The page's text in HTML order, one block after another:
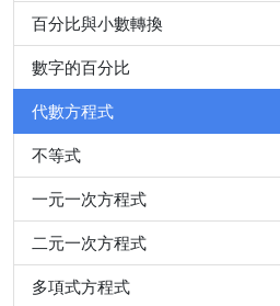
百分比與小數轉換
數字的百分比
代數方程式
不等式
一元一次方程式
二元一次方程式
多項式方程式